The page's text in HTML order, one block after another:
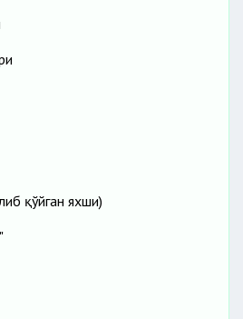
қўйган яхши)